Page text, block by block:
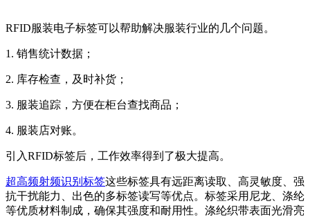
RFID服装电子标签可以帮助解决服装行业的几个问题。
1. 销售统计数据；
2. 库存检查，及时补货；
3. 服装追踪，方便在柜台查找商品；
4. 服装店对账。
引入RFID标签后，工作效率得到了极大提高。
超高频射频识别标签这些标签具有远距离读取、高灵敏度、强
抗干扰能力、出色的多标签读写等优点。标签采用尼龙、涤纶
等优质材料制成，确保其强度和耐用性。涤纶织带表面光滑亮